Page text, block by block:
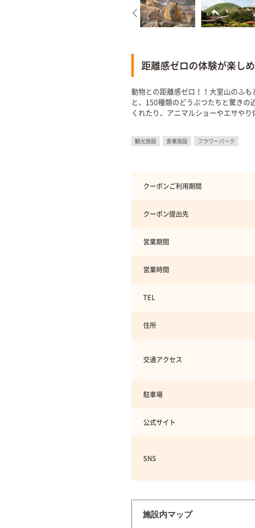
距離感ゼロの体験が楽し
動物との距離感ゼロ！！大室山のふ
と、150種類のどうぶつたちと驚きの
くれたり、アニマルショーやエサやり
観光施設 食事施設 フラワーパーク
クーポンご利用期間
クーポン提出先
営業期間
営業時間
TEL
住所
交通アクセス
駐車場
公式サイト
SNS
施設内マップ